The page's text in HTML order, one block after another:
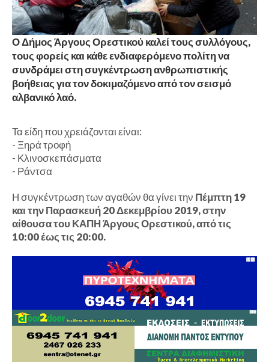
Ο Δήμος Άργους Ορεστικού καλεί τους συλλόγους,
τους φορείς και κάθε ενδιαφερόμενο πολίτη να
συνδράμει στη συγκέντρωση ανθρωπιστικής
βοήθειας για τον δοκιμαζόμενο από τον σεισμό
αλβανικό λαό.
Τα είδη που χρειάζονται είναι:
- Ξηρά τροφή
- Κλινοσκεπάσματα
- Ράντσα
Η συγκέντρωση των αγαθών θα γίνει την Πέμπτη 19
και την Παρασκευή 20 Δεκεμβρίου 2019, στην
αίθουσα του ΚΑΠΗ Άργους Ορεστικού, από τις
10:00 έως τις 20:00.